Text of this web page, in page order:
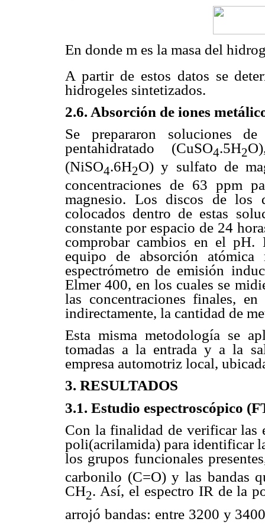
En donde m es la masa del
A partir de estos datos se
hidrogeles sintetizados.
2.6. Absorción de iones
Se prepararon soluciones
pentahidratado (CuSO4.5H2
(NiSO4.6H2O) y sulfato de
concentraciones de 63 ppm
magnesio. Los discos de los
colocados dentro de estas
constante por espacio de 24
comprobar cambios en el pH.
equipo de absorción
espectrómetro de emisión
Elmer 400, en los cuales se
las concentraciones finales,
indirectamente, la cantidad de
Esta misma metodología se
tomadas a la entrada y a la
empresa automotriz local,
3. RESULTADOS
3.1. Estudio espectroscópico
Con la finalidad de verificar las
poli(acrilamida) para identificar
los grupos funcionales
carbonilo (C=O) y las bandas
CH2. Así, el espectro IR de la
arrojó bandas: entre 3200 y